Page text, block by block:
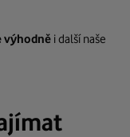
výhodně i další naše